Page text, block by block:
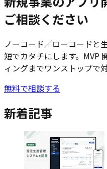
ご相談ください
ノーコード／ローコードと
短でカタチにします。MVP
ィングまでワンストップで対
無料で相談する
新着記事